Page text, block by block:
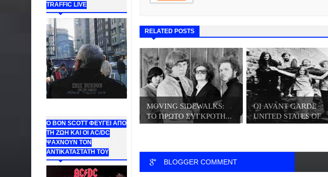
TRAFFIC LIVE
Ο BON SCOTT ΦΕΥΓΕΙ ΑΠΟ
ΤΗ ΖΩΗ ΚΑΙ ΟΙ AC/DC
ΨΑΧΝΟΥΝ ΤΟΝ
ΑΝΤΙΚΑΤΑΣΤΑΤΗ ΤΟΥ
RELATED POSTS
MOVING SIDEWALKS:
ΤΟ ΠΡΩΤΟ ΣΥΓΚΡΟΤΗ...
ΟΙ AVANT GARDE
UNITED STATES OF
AME...
BLOGGER COMMENT